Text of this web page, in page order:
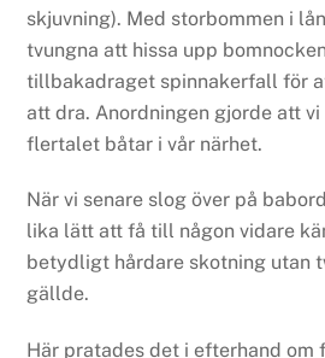
skjuvning). Med storbommen i
tvungna att hissa upp
tillbakadraget spinnakerfall för
att dra. Anordningen gjorde att
flertalet båtar i vår närhet.
När vi senare slog över på
lika lätt att få till någon vidare
betydligt hårdare skotning utan
gällde.
Här pratades det i efterhand om